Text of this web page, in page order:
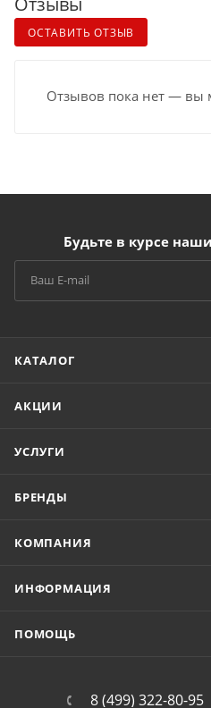
ОСТАВИТЬ ОТЗЫВ
Отзывов пока нет — вы
Будьте в курсе
КАТАЛОГ
АКЦИИ
УСЛУГИ
БРЕНДЫ
КОМПАНИЯ
ИНФОРМАЦИЯ
ПОМОЩЬ
8 (499) 322-80-95